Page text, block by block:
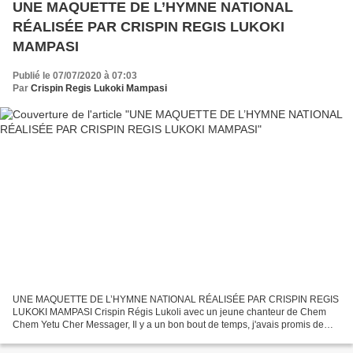
UNE MAQUETTE DE L’HYMNE NATIONAL
RÉALISÉE PAR CRISPIN REGIS LUKOKI
MAMPASI
Publié le 07/07/2020 à 07:03
Par Crispin Regis Lukoki Mampasi
UNE MAQUETTE DE L’HYMNE NATIONAL RÉALISÉE PAR CRISPIN REGIS
LUKOKI MAMPASI Crispin Régis Lukoli avec un jeune chanteur de Chem
Chem Yetu Cher Messager, Il y a un bon bout de temps, j'avais promis de